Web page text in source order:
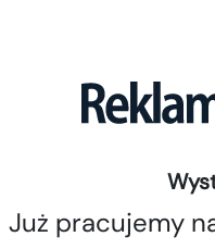
Już pracujemy